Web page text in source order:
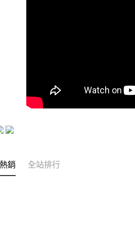
銷 全站排行